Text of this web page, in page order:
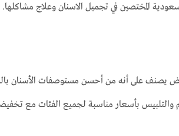
المختصين في تجميل الاسنان وعلاج مشاكلها.
يصنف على أنه من أحسن مستوصفات الأسنان
والتلبيس بأسعار مناسبة لجميع الفئات مع